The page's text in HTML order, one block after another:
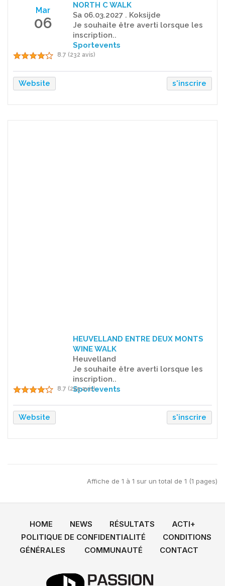
Mar
06
NORTH C WALK
Sa 06.03.2027 . Koksijde
Je souhaite être averti lorsque les
inscription..
Sportevents
8.7 (232 avis)
Website s'inscrire
HEUVELLAND ENTRE DEUX MONTS
WINE WALK
Heuvelland
Je souhaite être averti lorsque les
inscription..
Sportevents
8.7 (225 avis)
Website s'inscrire
Affiche de 1 à 1 sur un total de 1 (1 pages)
HOME NEWS RÉSULTATS
ACTI+
POLITIQUE DE CONFIDENTIALITÉ
CONDITIONS
GÉNÉRALES
COMMUNAUTÉ CONTACT